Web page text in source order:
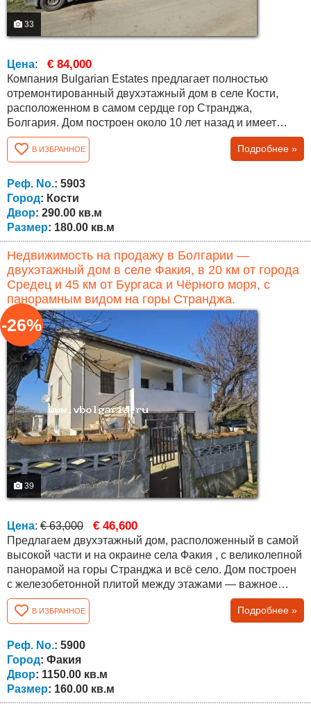
33
Цена: € 84,000
Компания Bulgarian Estates предлагает полностью
отремонтированный двухэтажный дом в селе Кости,
расположенном в самом сердце гор Странджа,
Болгария. Дом построен около 10 лет назад и имеет
железобетонные перекрытия между этажами и внешнюю
теплоизоляцию — отличный выбор для тех, кто ищет
качественную недвижимость в Болгарии. Общая
площадь дома составляет около 180 кв.м, планировка
В ИЗБРАННОЕ Подробнее »
Реф. No.: 5903
Город: Кости
Двор: 290.00 кв.м
Размер: 180.00 кв.м
Недвижимость на продажу в Болгарии —
двухэтажный дом в селе Факия, в 20 км от города
Средец и 45 км от Бургаса и Чёрного моря, с
панорамным видом на горы Странджа.
39
-26%
Цена: € 63,000 € 46,600
Предлагаем двухэтажный дом, расположенный в самой
высокой части и на окраине села Факия , с великолепной
панорамой на горы Странджа и всё село. Дом построен
с железобетонной плитой между этажами — важное
конструктивное преимущество для такого типа
недвижимости. Общая жилая площадь составляет около
160 кв.м, участок — ровный и ухоженный, площадью 1
150 кв.м. Планировка: Первый этаж — застеклённый
коридор с тёплой связью к...
В ИЗБРАННОЕ Подробнее »
Реф. No.: 5900
Город: Факия
Двор: 1150.00 кв.м
Размер: 160.00 кв.м